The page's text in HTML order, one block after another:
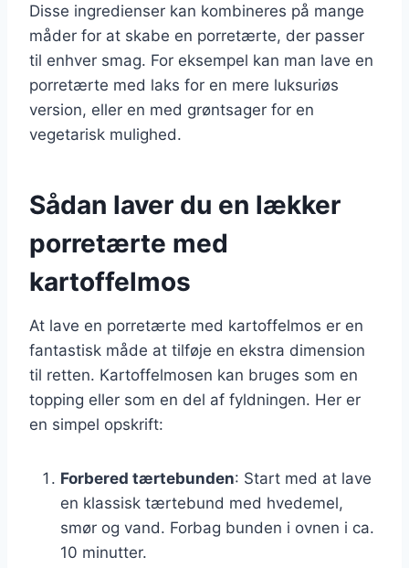
Disse ingredienser kan kombineres på mange
måder for at skabe en porretærte, der passer
til enhver smag. For eksempel kan man lave en
porretærte med laks for en mere luksuriøs
version, eller en med grøntsager for en
vegetarisk mulighed.
Sådan laver du en lækker
porretærte med
kartoffelmos
At lave en porretærte med kartoffelmos er en
fantastisk måde at tilføje en ekstra dimension
til retten. Kartoffelmosen kan bruges som en
topping eller som en del af fyldningen. Her er
en simpel opskrift:
Forbered tærtebunden: Start med at lave
en klassisk tærtebund med hvedemel,
smør og vand. Forbag bunden i ovnen i ca.
10 minutter.